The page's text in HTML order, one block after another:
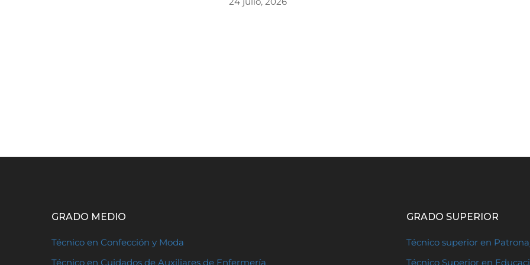
GRADO MEDIO
Técnico en Confección y Moda
Técnico en Cuidados de Auxiliares de Enfermería
GRADO SUPERIOR
Técnico superior en
Técnico Superior en